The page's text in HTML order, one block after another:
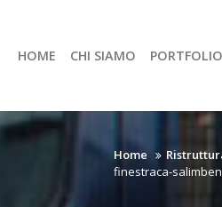
HOME CHI SIAMO PORTFOLIO
Home
finestraca-